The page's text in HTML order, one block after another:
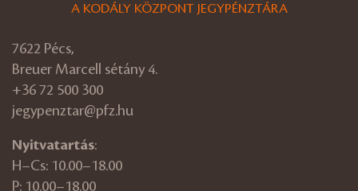
A KODÁLY KÖZPONT JEGYPÉNZTÁRA
7622 Pécs,
Breuer Marcell sétány 4.
+36 72 500 300
jegypenztar@pfz.hu
Nyitvatartás:
H–Cs: 10.00–18.00
P: 10.00–18.00